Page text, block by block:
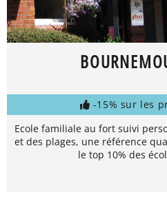
-15% sur les
Ecole familiale au fort suivi
et des plages, une référence
le top 10% des